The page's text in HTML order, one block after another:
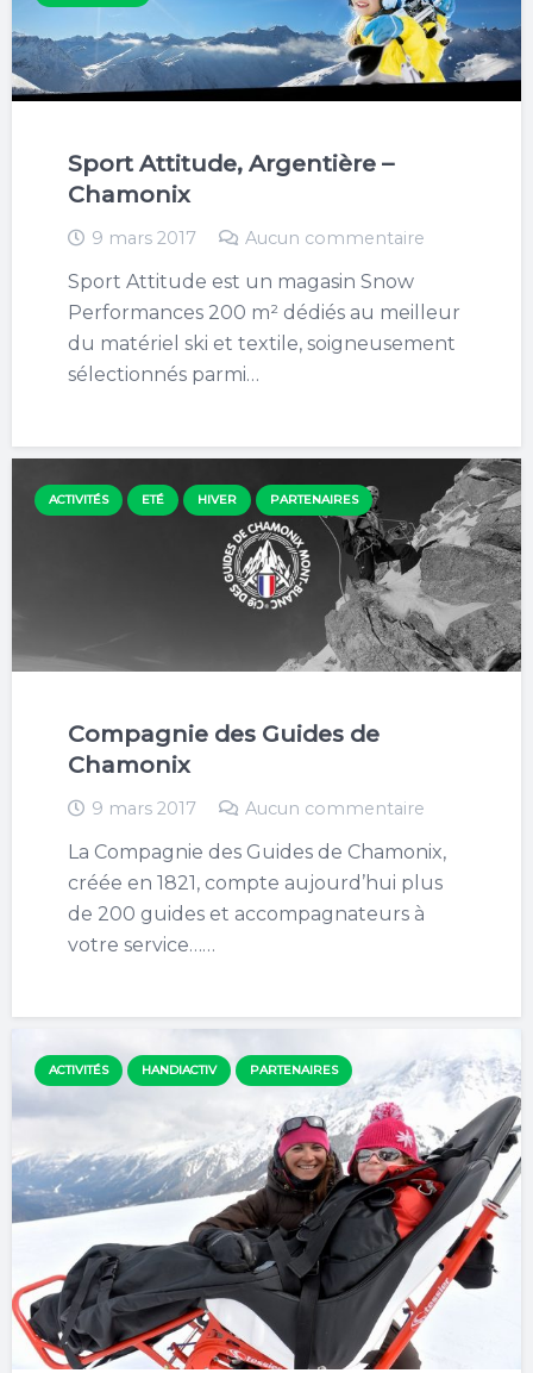
Sport Attitude, Argentière –
Chamonix
9 mars 2017 Aucun commentaire
Sport Attitude est un magasin Snow
Performances 200 m² dédiés au meilleur
du matériel ski et textile, soigneusement
sélectionnés parmi…
ACTIVITÉS ETÉ HIVER PARTENAIRES
Compagnie des Guides de
Chamonix
9 mars 2017 Aucun commentaire
La Compagnie des Guides de Chamonix,
créée en 1821, compte aujourd’hui plus
de 200 guides et accompagnateurs à
votre service……
ACTIVITÉS HANDIACTIV PARTENAIRES